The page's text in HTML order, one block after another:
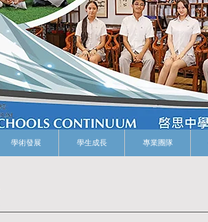
學術發展 學生成長 專業團隊